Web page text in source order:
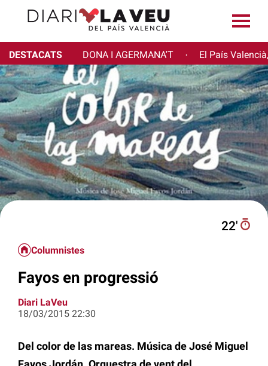
DESTACATS DONA I AGERMANA'T · El País
22′
Columnistes
Fayos en progressió
Diari LaVeu
18/03/2015 22:30
Del color de las mareas. Música de José Miguel